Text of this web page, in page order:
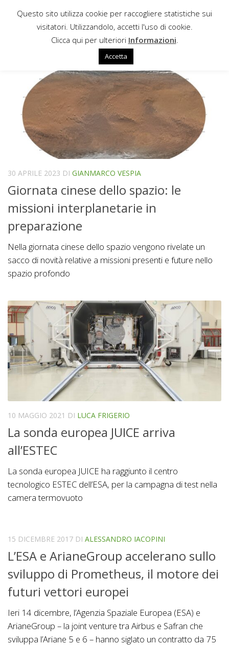
Sotto il contenuto
CALLISTO
30 APRILE 2023 DI GIANMARCO VESPIA
Giornata cinese dello spazio: le
missioni interplanetarie in
preparazione
Nella giornata cinese dello spazio vengono rivelate un
sacco di novità relative a missioni presenti e future nello
spazio profondo
10 MAGGIO 2021 DI LUCA FRIGERIO
La sonda europea JUICE arriva
all’ESTEC
La sonda europea JUICE ha raggiunto il centro
tecnologico ESTEC dell’ESA, per la campagna di test nella
camera termovuoto
15 DICEMBRE 2017 DI ALESSANDRO IACOPINI
L’ESA e ArianeGroup accelerano sullo
sviluppo di Prometheus, il motore dei
futuri vettori europei
Ieri 14 dicembre, l’Agenzia Spaziale Europea (ESA) e
ArianeGroup – la joint venture tra Airbus e Safran che
sviluppa l’Ariane 5 e 6 – hanno siglato un contratto da 75
Questo sito utilizza cookie per raccogliere statistiche sui
visitatori. Utilizzandolo, accetti l'uso di cookie.
Clicca qui per ulteriori Informazioni
Accetta